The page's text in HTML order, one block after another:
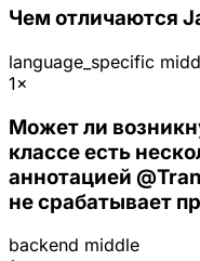
Чем отличаются
language_specific
1×
Может ли
классе есть
аннотацией
не срабатывает
backend middle